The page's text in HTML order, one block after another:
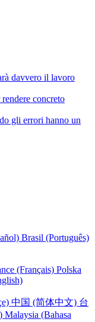
davvero il lavoro
concreto
gli errori hanno un
Brasil (Português)
(Français) Polska
中国 (简体中文) 台
Malaysia (Bahasa